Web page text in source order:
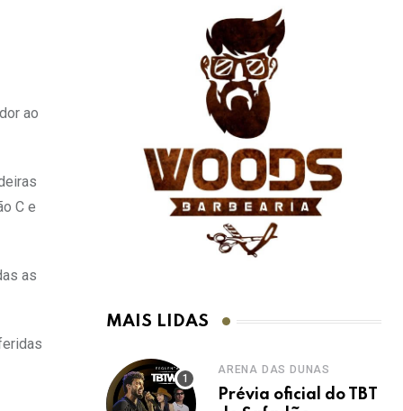
ao
C e
as
MAIS LIDAS
ARENA DAS DUNAS
Prévia oficial do TBT